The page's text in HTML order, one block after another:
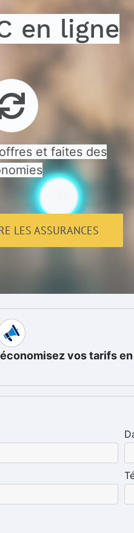
en ligne
et faites des
LES ASSURANCES
vos tarifs